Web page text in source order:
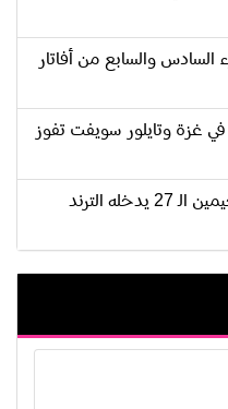
والسابع من أفاتار
غزة وتايلور سويفت تفوز
عيد ميلاد عضو فريق BTS بارك جيمين الـ 27 يدخله الترند